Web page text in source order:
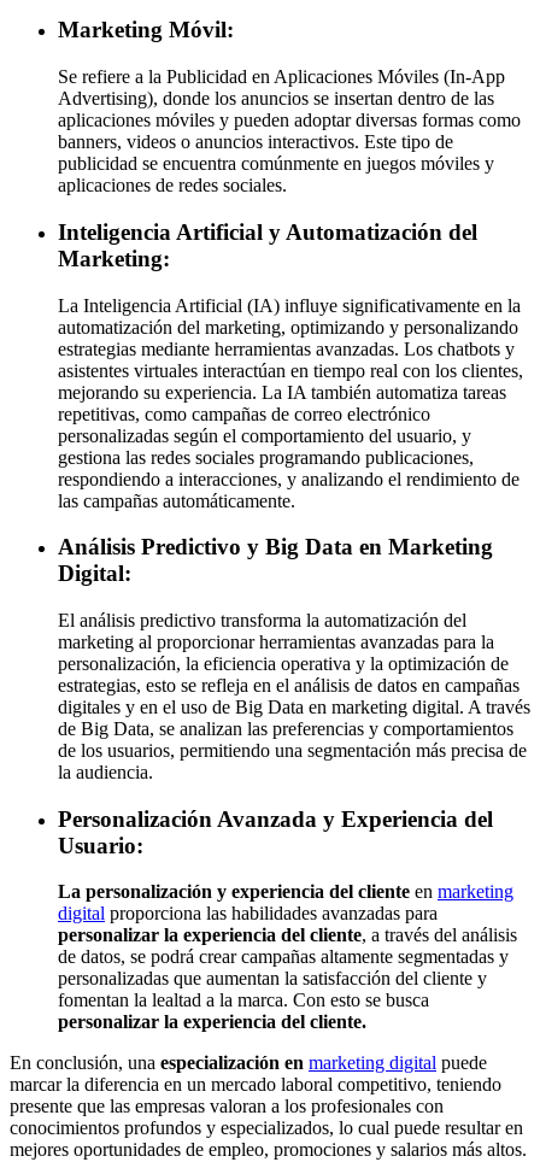
Marketing Móvil:
Se refiere a la Publicidad en Aplicaciones Móviles (In-App
Advertising), donde los anuncios se insertan dentro de las
aplicaciones móviles y pueden adoptar diversas formas como
banners, videos o anuncios interactivos. Este tipo de
publicidad se encuentra comúnmente en juegos móviles y
aplicaciones de redes sociales.
Inteligencia Artificial y Automatización del
Marketing:
La Inteligencia Artificial (IA) influye significativamente en la
automatización del marketing, optimizando y personalizando
estrategias mediante herramientas avanzadas. Los chatbots y
asistentes virtuales interactúan en tiempo real con los clientes,
mejorando su experiencia. La IA también automatiza tareas
repetitivas, como campañas de correo electrónico
personalizadas según el comportamiento del usuario, y
gestiona las redes sociales programando publicaciones,
respondiendo a interacciones, y analizando el rendimiento de
las campañas automáticamente.
Análisis Predictivo y Big Data en Marketing
Digital:
El análisis predictivo transforma la automatización del
marketing al proporcionar herramientas avanzadas para la
personalización, la eficiencia operativa y la optimización de
estrategias, esto se refleja en el análisis de datos en campañas
digitales y en el uso de Big Data en marketing digital. A través
de Big Data, se analizan las preferencias y comportamientos
de los usuarios, permitiendo una segmentación más precisa de
la audiencia.
Personalización Avanzada y Experiencia del
Usuario:
La personalización y experiencia del cliente en marketing
digital proporciona las habilidades avanzadas para
personalizar la experiencia del cliente, a través del análisis
de datos, se podrá crear campañas altamente segmentadas y
personalizadas que aumentan la satisfacción del cliente y
fomentan la lealtad a la marca. Con esto se busca
personalizar la experiencia del cliente.
En conclusión, una especialización en marketing digital puede
marcar la diferencia en un mercado laboral competitivo, teniendo
presente que las empresas valoran a los profesionales con
conocimientos profundos y especializados, lo cual puede resultar en
mejores oportunidades de empleo, promociones y salarios más altos.